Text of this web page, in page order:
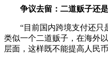
争议去留：二道贩子还
“目前国内跨境支付还只是
类似一个二道贩子，在海外
层面，这样既不能提高人民